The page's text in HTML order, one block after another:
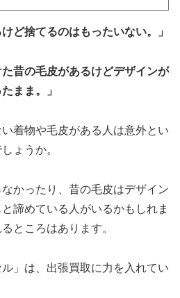
ど捨てるのはもったいない。」
た昔の毛皮があるけどデザインが
まま。」
着物や毛皮がある人は意外とい
ょうか。
かったり、昔の毛皮はデザイン
諦めている人がいるかもしれま
ところはあります。
」は、出張買取に力を入れてい